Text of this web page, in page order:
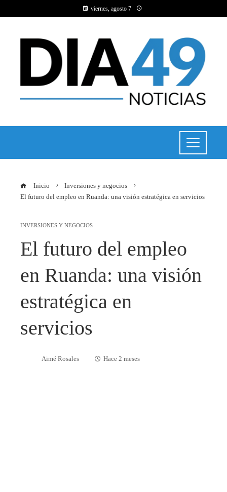
viernes, agosto 7
Inicio
Inversiones y negocios
El futuro del empleo en Ruanda: una visión estratégica en servicios
INVERSIONES Y NEGOCIOS
El futuro del empleo
en Ruanda: una visión
estratégica en
servicios
Aimé Rosales Hace 2 meses